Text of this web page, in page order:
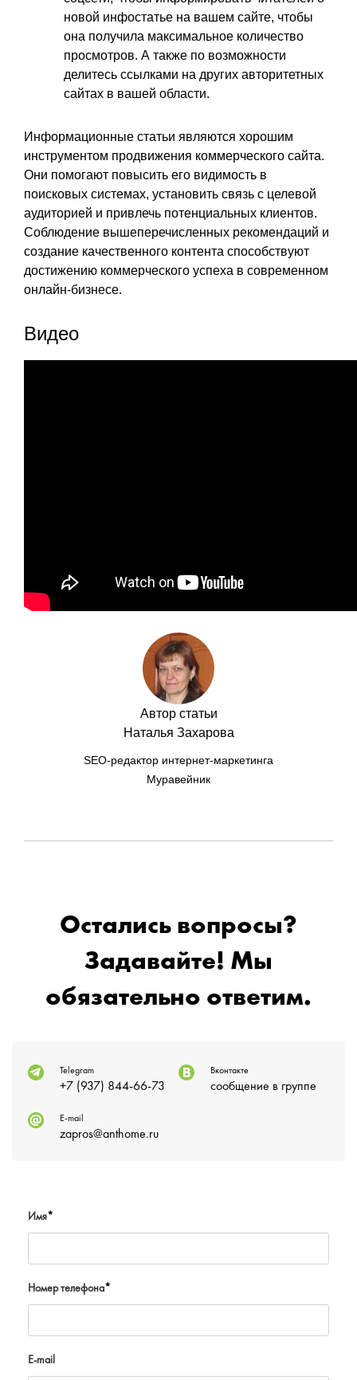
новой инфостатье на вашем сайте, чтобы
она получила максимальное количество
просмотров. А также по возможности
делитесь ссылками на других авторитетных
сайтах в вашей области.
Информационные статьи являются хорошим
инструментом продвижения коммерческого сайта.
Они помогают повысить его видимость в
поисковых системах, установить связь с целевой
аудиторией и привлечь потенциальных клиентов.
Соблюдение вышеперечисленных рекомендаций и
создание качественного контента способствуют
достижению коммерческого успеха в современном
онлайн-бизнесе.
Видео
Автор статьи
Наталья Захарова
SEO-редактор интернет-маркетинга
Муравейник
Остались вопросы?
Задавайте! Мы
обязательно ответим.
Telegram
+7 (937) 844-66-73
Вконтакте
сообщение в группе
E-mail
zapros@anthome.ru
Имя*
Номер телефона*
E-mail